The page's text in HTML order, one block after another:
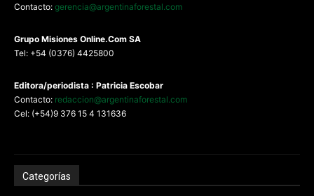
Contacto: gerencia@argentinaforestal.com
Grupo Misiones Online.Com SA
Tel: +54 (0376) 4425800
Editora/periodista : Patricia Escobar
Contacto: redaccion@argentinaforestal.com
Cel: (+54)9 376 15 4 131636
Categorías